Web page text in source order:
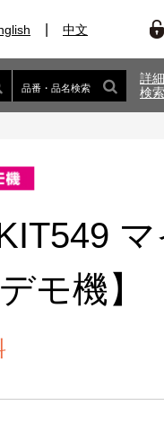
中文
品番・品名検索
詳細
検索
デモ機】